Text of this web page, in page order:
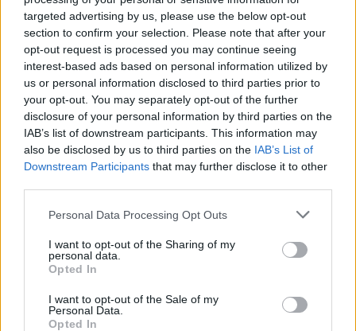
targeted advertising by us, please use the below opt-out
section to confirm your selection. Please note that after your
opt-out request is processed you may continue seeing
interest-based ads based on personal information utilized by
us or personal information disclosed to third parties prior to
your opt-out. You may separately opt-out of the further
disclosure of your personal information by third parties on the
IAB’s list of downstream participants. This information may
also be disclosed by us to third parties on the IAB’s List of
Downstream Participants that may further disclose it to other
Please note that this website/app uses one or more Google
not limited to your visit or usage behaviour. You may click to
grant or deny consent to Google and its third-party tags to
use your data for below specified purposes in below Google
consent section.
Personal Data Processing Opt Outs
I want to opt-out of the Sharing of my
personal data.
Opted In
I want to opt-out of the Sale of my
Personal Data.
Opted In
A 30 alapvető élelmiszer a következő:
csirkemellfilé, csirkecomb, csirkefarhát,
csirkeszárny, egész csirke, pulykamellfilé, UHT
és ESL tej, 1,5 és 2,8 százalék zsírtartalom, étolaj,
margarin, sertészsír, vaj, finomliszt, rétesliszt,
késői burgonya, kristálycukor, sertéscomb,
sertéskaraj, sertésoldalas, sertéstarja, tojás, tejföl,
trappista sajt, tehéntúró, natúr joghurt, gyümölcs
joghurt, fokhagyma, párizsi.